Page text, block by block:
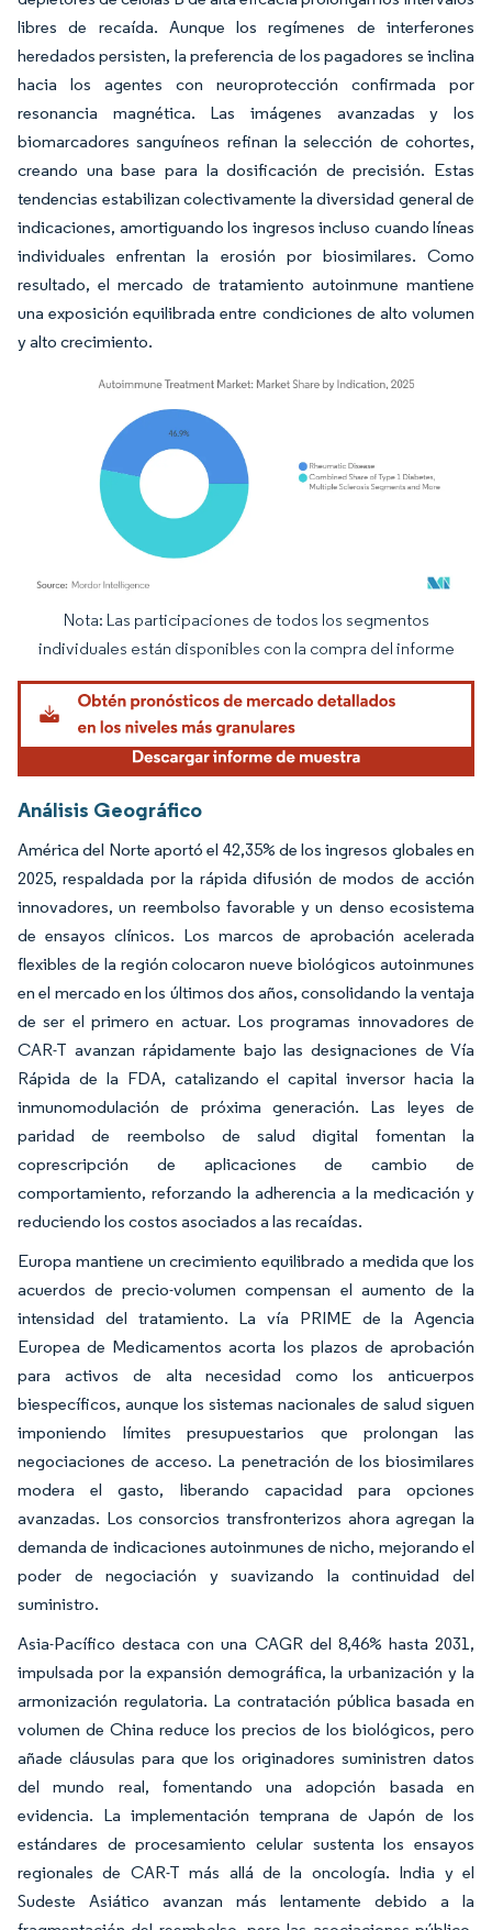
libres de recaída. Aunque los regímenes de interferones
heredados persisten, la preferencia de los pagadores se inclina
hacia los agentes con neuroprotección confirmada por
resonancia magnética. Las imágenes avanzadas y los
biomarcadores sanguíneos refinan la selección de cohortes,
creando una base para la dosificación de precisión. Estas
tendencias estabilizan colectivamente la diversidad general de
indicaciones, amortiguando los ingresos incluso cuando líneas
individuales enfrentan la erosión por biosimilares. Como
resultado, el mercado de tratamiento autoinmune mantiene
una exposición equilibrada entre condiciones de alto volumen
y alto crecimiento.
Imagen © Mordor Intelligence. El uso requiere atribución según CC BY 4.0.
Nota: Las participaciones de todos los segmentos
individuales están disponibles con la compra del informe
Análisis Geográfico
América del Norte aportó el 42,35% de los ingresos globales en
2025, respaldada por la rápida difusión de modos de acción
innovadores, un reembolso favorable y un denso ecosistema
de ensayos clínicos. Los marcos de aprobación acelerada
flexibles de la región colocaron nueve biológicos autoinmunes
en el mercado en los últimos dos años, consolidando la ventaja
de ser el primero en actuar. Los programas innovadores de
CAR-T avanzan rápidamente bajo las designaciones de Vía
Rápida de la FDA, catalizando el capital inversor hacia la
inmunomodulación de próxima generación. Las leyes de
paridad de reembolso de salud digital fomentan la
coprescripción de aplicaciones de cambio de
comportamiento, reforzando la adherencia a la medicación y
reduciendo los costos asociados a las recaídas.
Europa mantiene un crecimiento equilibrado a medida que los
acuerdos de precio-volumen compensan el aumento de la
intensidad del tratamiento. La vía PRIME de la Agencia
Europea de Medicamentos acorta los plazos de aprobación
para activos de alta necesidad como los anticuerpos
biespecíficos, aunque los sistemas nacionales de salud siguen
imponiendo límites presupuestarios que prolongan las
negociaciones de acceso. La penetración de los biosimilares
modera el gasto, liberando capacidad para opciones
avanzadas. Los consorcios transfronterizos ahora agregan la
demanda de indicaciones autoinmunes de nicho, mejorando el
poder de negociación y suavizando la continuidad del
suministro.
Asia-Pacífico destaca con una CAGR del 8,46% hasta 2031,
impulsada por la expansión demográfica, la urbanización y la
armonización regulatoria. La contratación pública basada en
volumen de China reduce los precios de los biológicos, pero
añade cláusulas para que los originadores suministren datos
del mundo real, fomentando una adopción basada en
evidencia. La implementación temprana de Japón de los
estándares de procesamiento celular sustenta los ensayos
regionales de CAR-T más allá de la oncología. India y el
Sudeste Asiático avanzan más lentamente debido a la